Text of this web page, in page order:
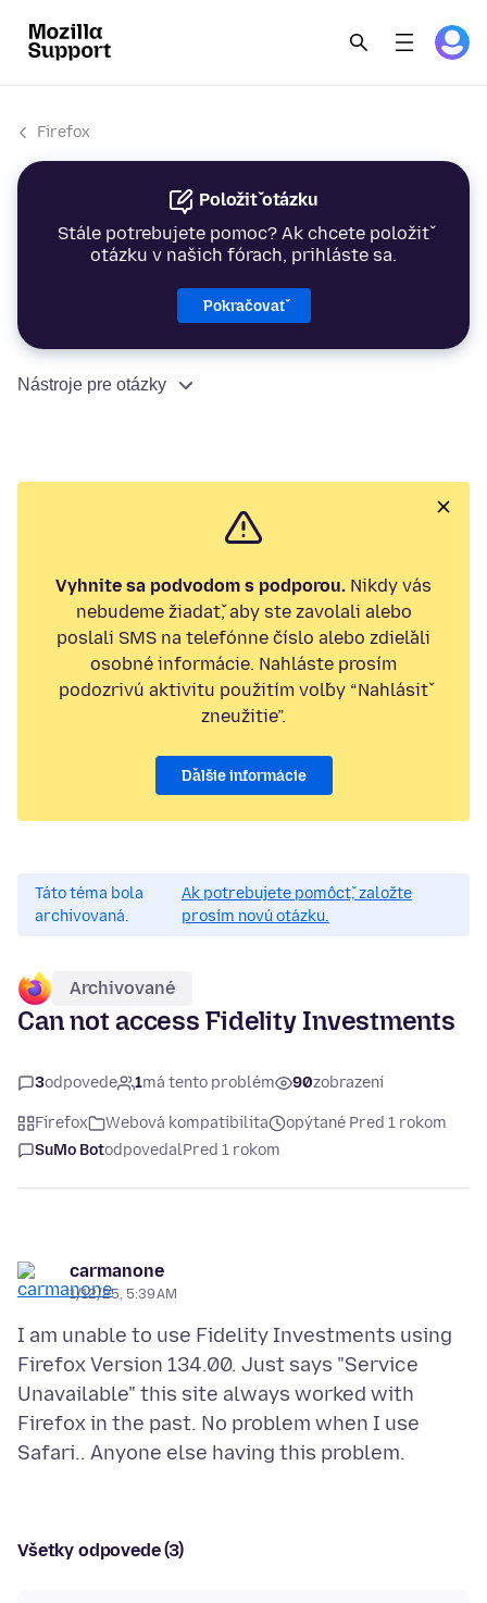
Firefox
Položiť otázku
Stále potrebujete pomoc? Ak chcete položiť
otázku v našich fórach, prihláste sa.
Pokračovať
Nástroje pre otázky
Vyhnite sa podvodom s podporou. Nikdy vás
nebudeme žiadať, aby ste zavolali alebo
poslali SMS na telefónne číslo alebo zdieľali
osobné informácie. Nahláste prosím
podozrivú aktivitu použitím voľby “Nahlásiť
zneužitie”.
Ďalšie informácie
Táto téma bola
archivovaná.
Ak potrebujete pomôcť, založte
prosím novú otázku.
Archivované
Can not access Fidelity Investments
3odpovede 1má tento problém 90zobrazení
Firefox Webová kompatibilita
opýtané Pred 1 rokom
SuMo BotodpovedalPred 1 rokom
carmanone
1/12/25, 5:39 AM
I am unable to use Fidelity Investments using
Firefox Version 134.00. Just says "Service
Unavailable" this site always worked with
Firefox in the past. No problem when I use
Všetky odpovede (3)